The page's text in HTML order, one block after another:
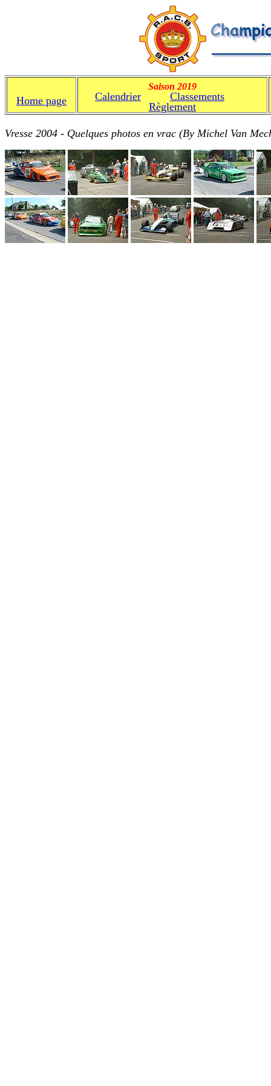
Home page
Saison 2019
Calendrier Classements
Règlement
Vresse 2004 - Quelques photos en vrac (By Michel Van